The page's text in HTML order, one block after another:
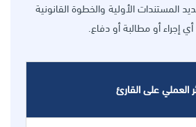
المستندات الأولية والخطوة القانونية
إجراء أو مطالبة أو دفاع.
العملي على القارئ